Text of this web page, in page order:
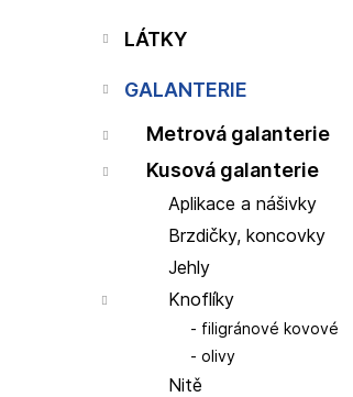
a
e
LÁTKY
GALANTERIE
Metrová galanterie
Kusová galanterie
Aplikace a nášivky
Brzdičky, koncovky
Jehly
Knoflíky
filigránové kovové
olivy
Nitě